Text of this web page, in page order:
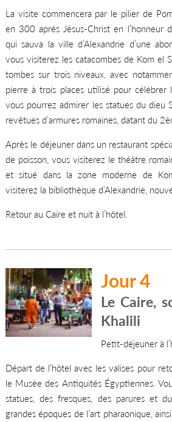
La visite commencera par le pilier de
en 300 après Jésus-Christ en l’honneur
qui sauva la ville d’Alexandrie d’une
vous visiterez les catacombes de Kom el
tombes sur trois niveaux, avec
pierre à trois places utilisé pour célébrer
vous pourrez admirer les statues du dieu
revêtues d’armures romaines, datant du
Après le déjeuner dans un restaurant
de poisson, vous visiterez le théâtre
et situé dans la zone moderne de
visiterez la bibliothèque d’Alexandrie,
Retour au Caire et nuit à l’hôtel.
Jour 4
Le Caire,
Khalili
Petit-déjeuner à
Départ de l’hôtel avec les valises pour
le Musée des Antiquités Égyptiennes.
statues, des fresques, des parures et
grandes époques de l’art pharaonique,